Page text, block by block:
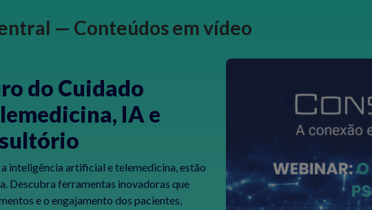
— Conteúdos em vídeo
do Cuidado
IA e
inteligência artificial e telemedicina, estão
Descubra ferramentas inovadoras que
e o engajamento dos pacientes,